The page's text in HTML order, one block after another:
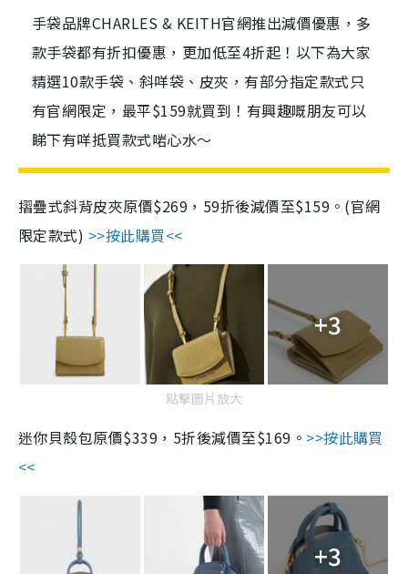
手袋品牌CHARLES & KEITH官網推出減價優惠，多
款手袋都有折扣優惠，更加低至4折起！以下為大家
精選10款手袋、斜咩袋、皮夾，有部分指定款式只
有官網限定，最平$159就買到！有興趣嘅朋友可以
睇下有咩抵買款式啱心水～
摺疊式斜背皮夾原價$269，59折後減價至$159。(官網
限定款式) >>按此購買<<
+3
點擊圖片放大
迷你貝殼包原價$339 ， 5折後減價至$169 。 >>按此購買
<<
+3